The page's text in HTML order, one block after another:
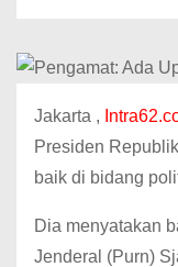
Jakarta ,
Presiden
baik di bidang
Dia menyatakan
Jenderal (Purn)